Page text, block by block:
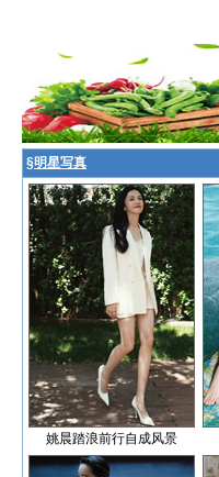
§明星写真
姚晨踏浪前行自成风景